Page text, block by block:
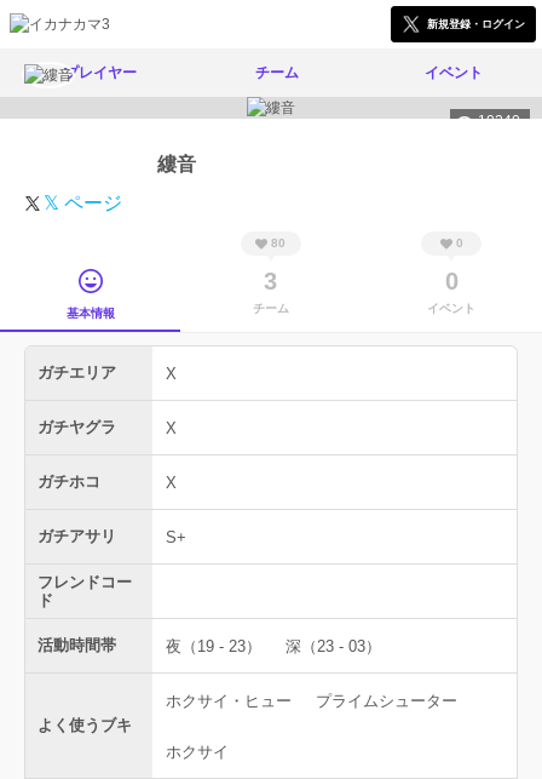
新規登録・ログイン
プレイヤー チーム イベント
10240
縷音
𝕏 ページ
基本情報
80
3
チーム
0
0
イベント
ガチエリア X
ガチヤグラ X
ガチホコ X
ガチアサリ S+
フレンドコー
ド
活動時間帯 夜（19 - 23） 深（23 - 03）
よく使うブキ
ホクサイ・ヒュー プライムシューター
ホクサイ